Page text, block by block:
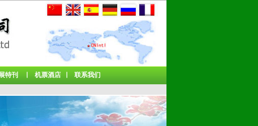
特刊 机票酒店丨 联系我们